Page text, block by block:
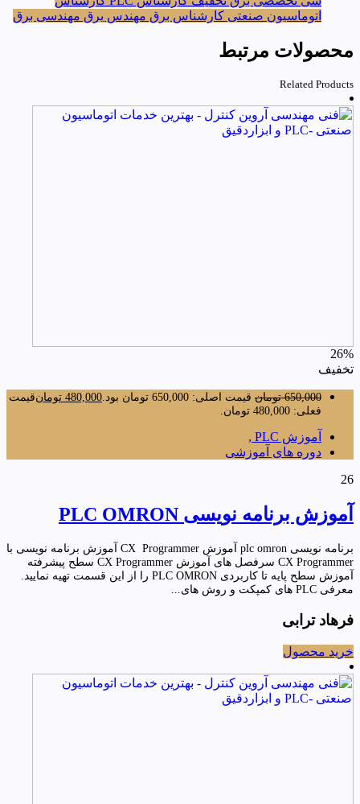
اتوماسیون صنعتی کارشناس برق مهندس یرق مهندسی برق
محصولات مرتبط
Related Products
26%
تخفیف
650,000 تومان قیمت اصلی: 650,000 تومان بود. 480,000 تومانقیمت
فعلی: 480,000 تومان.
آموزش PLC ,
دوره های آموزشی
26
آموزش برنامه نویسی PLC OMRON
برنامه نویسی plc omron آموزش CX Programmer آموزش برنامه نویسی با
CX Programmer سرفصل های آموزش CX Programmer سطح پیشرفته
آموزش سطح پایه تا کاربردی PLC OMRON را از این قسمت تهیه نمایید.
معرفی PLC های کمپکت و روش های...
فرهاد ترابی
خرید محصول